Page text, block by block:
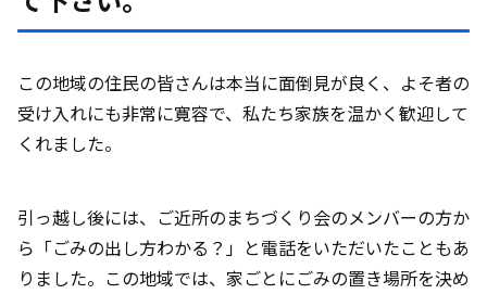
この地域の住民の皆さんは本当に面倒見が良く、よそ者の
受け入れにも非常に寛容で、私たち家族を温かく歓迎して
くれました。
引っ越し後には、ご近所のまちづくり会のメンバーの方か
ら「ごみの出し方わかる？」と電話をいただいたこともあ
りました。この地域では、家ごとにごみの置き場所を決め